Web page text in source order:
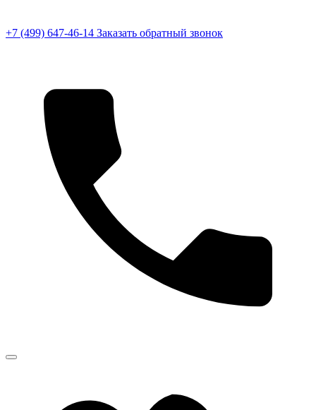
+7 (499) 647-46-14 Заказать обратный звонок